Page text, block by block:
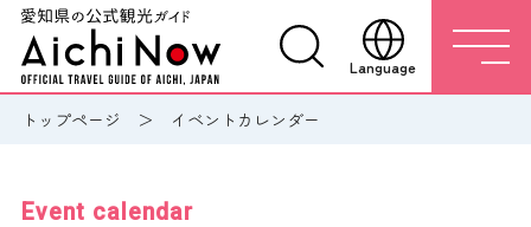
Language
トップページ イベントカレンダー
Event calendar